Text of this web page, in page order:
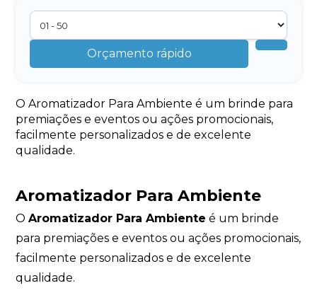
Orçamento rápido
O Aromatizador Para Ambiente é um brinde para
premiações e eventos ou ações promocionais,
facilmente personalizados e de excelente
qualidade.
Aromatizador Para Ambiente
OAromatizador Para Ambiente é um brinde
para premiações e eventos ou ações promocionais,
facilmente personalizados e de excelente
qualidade.